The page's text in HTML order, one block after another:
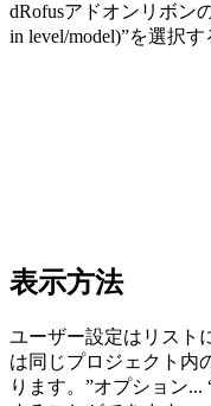
dRofusアドオンリボン
in level/model)”を選択す
表示方法
ユーザー設定はリスト
は同じプロジェクト内
ります。”オプション